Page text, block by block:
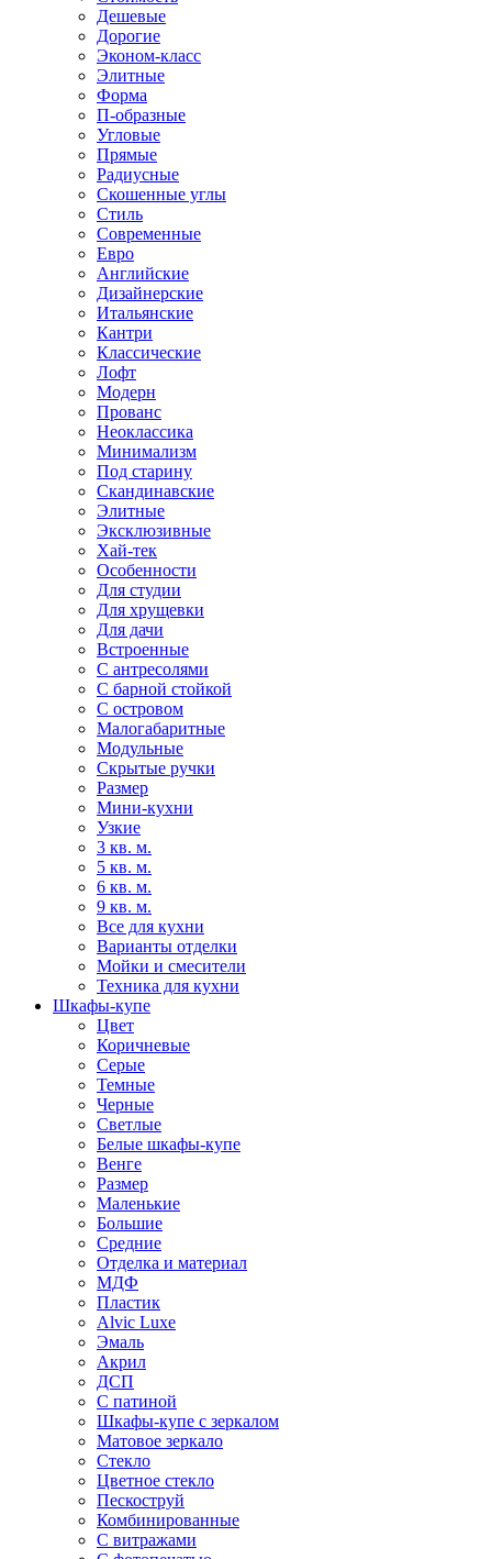
Дешевые
Дорогие
Эконом-класс
Элитные
Форма
П-образные
Угловые
Прямые
Радиусные
Скошенные углы
Стиль
Современные
Евро
Английские
Дизайнерские
Итальянские
Кантри
Классические
Лофт
Модерн
Прованс
Неоклассика
Минимализм
Под старину
Скандинавские
Элитные
Эксклюзивные
Хай-тек
Особенности
Для студии
Для хрущевки
Для дачи
Встроенные
С антресолями
С барной стойкой
С островом
Малогабаритные
Модульные
Скрытые ручки
Размер
Мини-кухни
Узкие
3 кв. м.
5 кв. м.
6 кв. м.
9 кв. м.
Все для кухни
Варианты отделки
Мойки и смесители
Техника для кухни
Шкафы-купе
Цвет
Коричневые
Серые
Темные
Черные
Светлые
Белые шкафы-купе
Венге
Размер
Маленькие
Большие
Средние
Отделка и материал
МДФ
Пластик
Alvic Luxe
Эмаль
Акрил
ДСП
С патиной
Шкафы-купе с зеркалом
Матовое зеркало
Стекло
Цветное стекло
Пескоструй
Комбинированные
С витражами